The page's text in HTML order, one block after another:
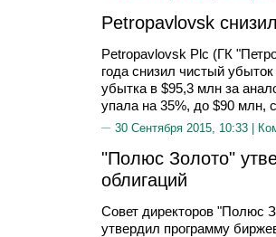
Petropavlovsk
Petropavlovsk Plc (ГК
года снизил чистый
убытка в $95,3 млн за
упала на 35%, до $90
30 Сентября 2015, 10:33 |
"Полюс Золото"
облигаций
Совет директоров "Полюс
утвердил программу